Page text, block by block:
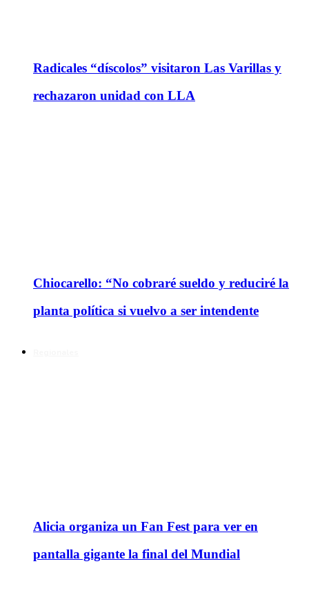
Radicales “díscolos” visitaron Las Varillas y
rechazaron unidad con LLA
Chiocarello: “No cobraré sueldo y reduciré la
planta política si vuelvo a ser intendente
Alicia organiza un Fan Fest para ver en
pantalla gigante la final del Mundial